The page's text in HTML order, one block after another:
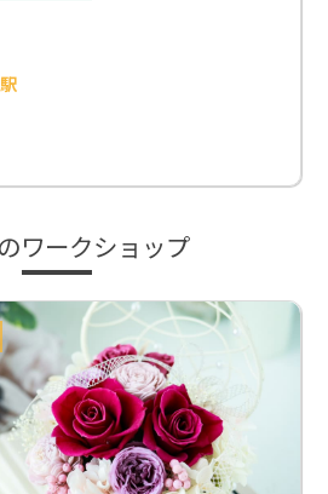
ワークショップ